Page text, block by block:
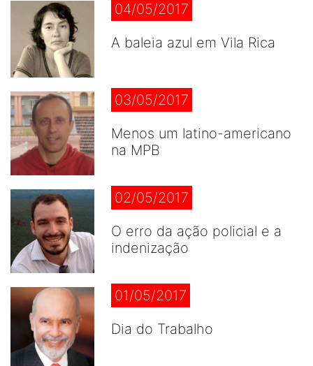
04/05/2017
A baleia azul em Vila Rica
03/05/2017
Menos um latino-americano
na MPB
02/05/2017
O erro da ação policial e a
indenização
01/05/2017
Dia do Trabalho